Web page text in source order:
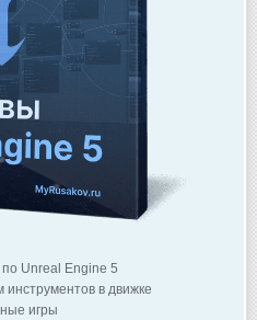
Unreal Engine 5
в движке
игры